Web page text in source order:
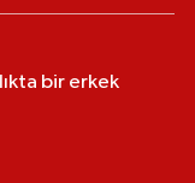
bir erkek